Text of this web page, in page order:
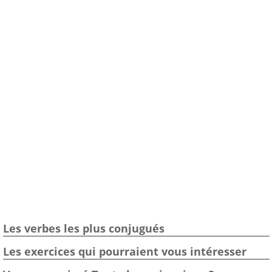
Les verbes les plus conjugués
Les exercices qui pourraient vous intéresser